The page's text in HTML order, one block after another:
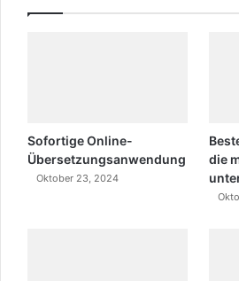
Sofortige Online-
Übersetzungsanwendung
Oktober 23, 2024
die